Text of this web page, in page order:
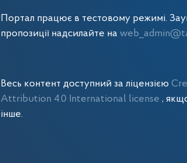
Портал працює в тестовому режимі.
пропозиції надсилайте на
Весь контент доступний за ліцензією
Attribution 4.0 International license ,
інше.